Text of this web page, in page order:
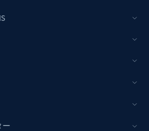
ー